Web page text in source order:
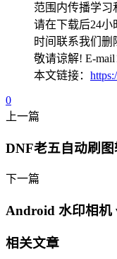
范围内传播学习
请在下载后24
时间联系我们删
敬请谅解! E-
本文链接：
0
上一篇
DNF老五自动刷
下一篇
Android 水印相机
相关文章